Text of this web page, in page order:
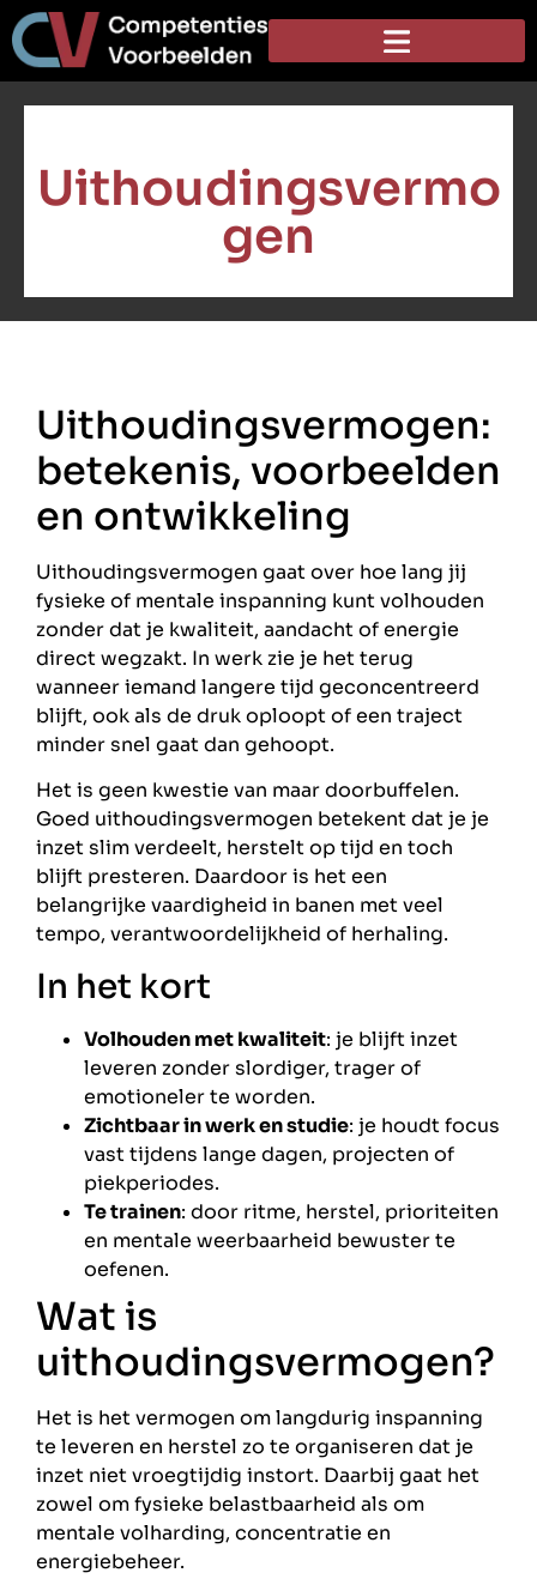
Uithoudingsvermo
gen
Uithoudingsvermogen:
betekenis, voorbeelden
en ontwikkeling
Uithoudingsvermogen gaat over hoe lang jij
fysieke of mentale inspanning kunt volhouden
zonder dat je kwaliteit, aandacht of energie
direct wegzakt. In werk zie je het terug
wanneer iemand langere tijd geconcentreerd
blijft, ook als de druk oploopt of een traject
minder snel gaat dan gehoopt.
Het is geen kwestie van maar doorbuffelen.
Goed uithoudingsvermogen betekent dat je je
inzet slim verdeelt, herstelt op tijd en toch
blijft presteren. Daardoor is het een
belangrijke vaardigheid in banen met veel
tempo, verantwoordelijkheid of herhaling.
In het kort
Volhouden met kwaliteit: je blijft inzet
leveren zonder slordiger, trager of
emotioneler te worden.
Zichtbaar in werk en studie: je houdt focus
vast tijdens lange dagen, projecten of
piekperiodes.
Te trainen: door ritme, herstel, prioriteiten
en mentale weerbaarheid bewuster te
oefenen.
Wat is
uithoudingsvermogen?
Het is het vermogen om langdurig inspanning
te leveren en herstel zo te organiseren dat je
inzet niet vroegtijdig instort. Daarbij gaat het
zowel om fysieke belastbaarheid als om
mentale volharding, concentratie en
energiebeheer.